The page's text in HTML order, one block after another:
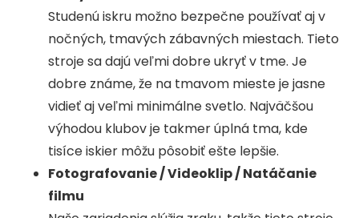
Studenú iskru možno bezpečne používať aj v
nočných, tmavých zábavných miestach. Tieto
stroje sa dajú veľmi dobre ukryť v tme. Je
dobre známe, že na tmavom mieste je jasne
vidieť aj veľmi minimálne svetlo. Najväčšou
výhodou klubov je takmer úplná tma, kde
tisíce iskier môžu pôsobiť ešte lepšie.
Fotografovanie / Videoklip / Natáčanie
filmu